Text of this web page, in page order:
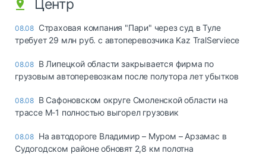
Центр
08.08 Страховая компания "Пари" через суд в Туле
требует 29 млн руб. с автоперевозчика Kaz TralServiece
08.08 В Липецкой области закрывается фирма по
грузовым автоперевозкам после полутора лет убытков
08.08 В Сафоновском округе Смоленской области на
трассе М-1 полностью выгорел грузовик
08.08 На автодороге Владимир – Муром – Арзамас в
Судогодском районе обновят 2,8 км полотна